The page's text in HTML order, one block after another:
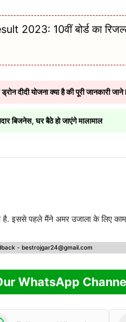
2023: 10वीं बोर्ड का
योजना क्या है की पूरी जानकारी जाने
बिजनेस, घर बैठे हो जाएंगे मालामाल
है. इससे पहले मैंने अमर उजाला के लिए
- bestrojgar24@gmail.com
WhatsApp